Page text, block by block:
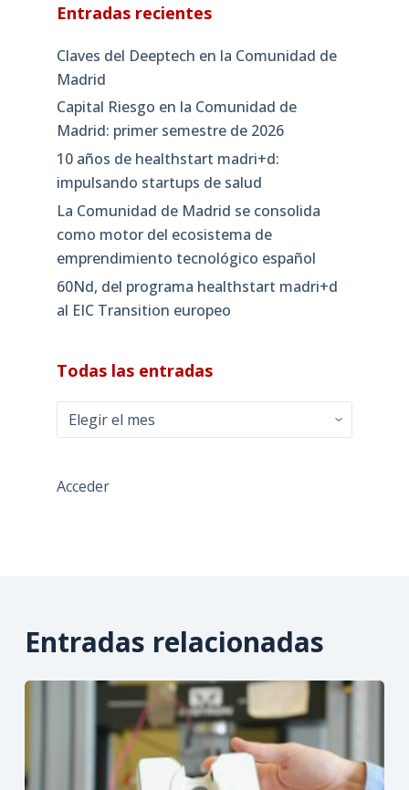
Entradas recientes
Claves del Deeptech en la Comunidad de
Madrid
Capital Riesgo en la Comunidad de
Madrid: primer semestre de 2026
10 años de healthstart madri+d:
impulsando startups de salud
La Comunidad de Madrid se consolida
como motor del ecosistema de
emprendimiento tecnológico español
60Nd, del programa healthstart madri+d
al EIC Transition europeo
Todas las entradas
Todas
las
Acceder
Entradas relacionadas